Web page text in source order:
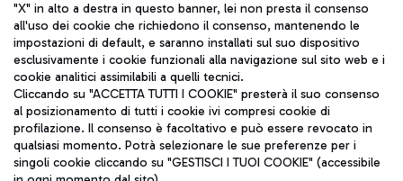
Aeroporti di Roma S.p.A. - Società soggetta a direzione e
coordinamento di Mundys S.p.A.
Codice fiscale e Registro delle Imprese di Roma 13032990155 P.
IVA 06572251004
Capitale sociale 62.224.743,00 int. vers.
Sede legale: Via Pier Paolo Racchetti 1 - 00054 Fiumicino (RM)
"X" in alto a destra in questo banner, lei non presta il consenso
all'uso dei cookie che richiedono il consenso, mantenendo le
impostazioni di default, e saranno installati sul suo dispositivo
esclusivamente i cookie funzionali alla navigazione sul sito web e i
cookie analitici assimilabili a quelli tecnici.
Cliccando su "ACCETTA TUTTI I COOKIE" presterà il suo consenso
al posizionamento di tutti i cookie ivi compresi cookie di
profilazione. Il consenso è facoltativo e può essere revocato in
qualsiasi momento. Potrà selezionare le sue preferenze per i
singoli cookie cliccando su "GESTISCI I TUOI COOKIE" (accessibile